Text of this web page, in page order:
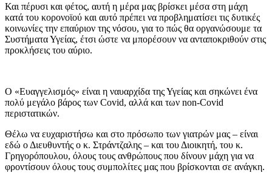
Και πέρυσι και φέτος, αυτή η μέρα μας βρίσκει μέσα στη μάχη
κατά του κορονοϊού και αυτό πρέπει να προβληματίσει τις δυτικές
κοινωνίες την επαύριον της νόσου, για το πώς θα οργανώσουμε τα
Συστήματα Υγείας, έτσι ώστε να μπορέσουν να ανταποκριθούν στις
προκλήσεις του αύριο.
Ο «Ευαγγελισμός» είναι η ναυαρχίδα της Υγείας και σηκώνει ένα
πολύ μεγάλο βάρος των Covid, αλλά και των non-Covid
περιστατικών.
Θέλω να ευχαριστήσω και στο πρόσωπο των γιατρών μας – είναι
εδώ ο Διευθυντής ο κ. Στράντζαλης – και του Διοικητή, του κ.
Γρηγορόπουλου, όλους τους ανθρώπους που δίνουν μάχη για να
φροντίσουν όλους τους συμπολίτες μας που βρίσκονται σε ανάγκη.